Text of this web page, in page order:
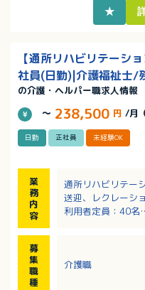
★
【通所リハビリテーシ
社員(日勤)|介護福祉士/
の介護・ヘルパー職求人情報
～ 238,500 円 /月
日勤 正社員 未経験OK
業
務
内
容
通所リハビリテー
送迎、レクレーシ
利用者定員：40名
募
集
職
種
介護職